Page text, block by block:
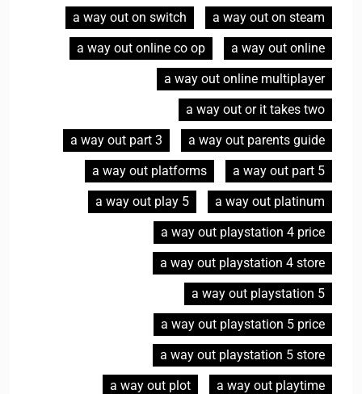
a way out on steam
a way out on switch
a way out online
a way out online co op
a way out online multiplayer
a way out or it takes two
a way out parents guide
a way out part 3
a way out part 5
a way out platforms
a way out platinum
a way out play 5
a way out playstation 4 price
a way out playstation 4 store
a way out playstation 5
a way out playstation 5 price
a way out playstation 5 store
a way out playtime
a way out plot